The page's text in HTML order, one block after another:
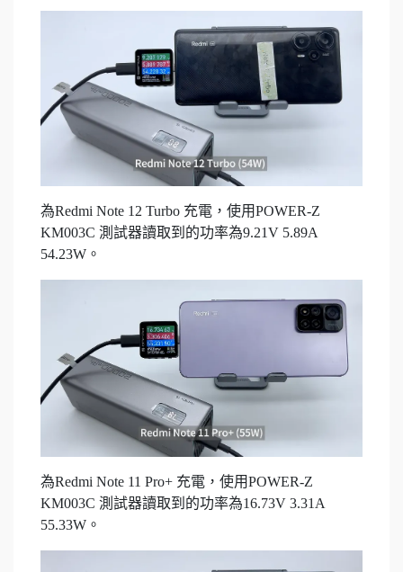
為Redmi Note 12 Turbo 充電，使用POWER-Z
KM003C 測試器讀取到的功率為9.21V 5.89A
54.23W。
為Redmi Note 11 Pro+ 充電，使用POWER-Z
KM003C 測試器讀取到的功率為16.73V 3.31A
55.33W。